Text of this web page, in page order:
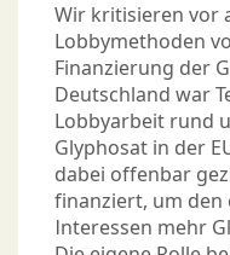
Wir kritisieren vor
Lobbymethoden
Finanzierung der
Deutschland war
Lobbyarbeit rund
Glyphosat in der
dabei offenbar
finanziert, um
Interessen mehr